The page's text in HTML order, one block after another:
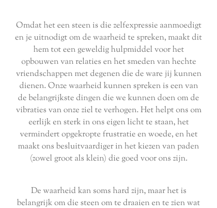
Omdat het een steen is die zelfexpressie aanmoedigt
en je uitnodigt om de waarheid te spreken, maakt dit
hem tot een geweldig hulpmiddel voor het
opbouwen van relaties en het smeden van hechte
vriendschappen met degenen die de ware jij kunnen
dienen. Onze waarheid kunnen spreken is een van
de belangrijkste dingen die we kunnen doen om de
vibraties van onze ziel te verhogen. Het helpt ons om
eerlijk en sterk in ons eigen licht te staan, het
vermindert opgekropte frustratie en woede, en het
maakt ons besluitvaardiger in het kiezen van paden
(zowel groot als klein) die goed voor ons zijn.
De waarheid kan soms hard zijn, maar het is
belangrijk om die steen om te draaien en te zien wat